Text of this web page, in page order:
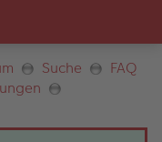
Suche
FAQ